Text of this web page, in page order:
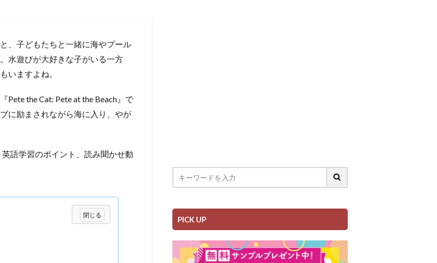
、子どもたちと一緒に海やプール
水遊びが大好きな子がいる一方
いますよね。
the Cat: Pete at the Beach』で
に励まされながら海に入り、やが
英語学習のポイント、読み聞かせ動
PICK UP